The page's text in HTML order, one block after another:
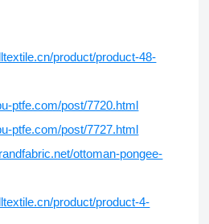
product/product-48-
ptfe.com/post/7720.html
ptfe.com/post/7727.html
ottoman-pongee-
product/product-4-